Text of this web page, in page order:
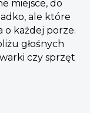
miejsce, do
ale które
o każdej porze.
głośnych
czy sprzęt